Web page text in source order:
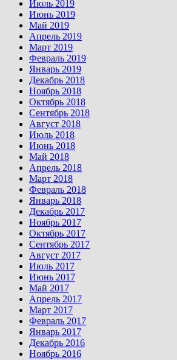
Июль 2019
Июнь 2019
Май 2019
Апрель 2019
Март 2019
Февраль 2019
Январь 2019
Декабрь 2018
Ноябрь 2018
Октябрь 2018
Сентябрь 2018
Август 2018
Июль 2018
Июнь 2018
Май 2018
Апрель 2018
Март 2018
Февраль 2018
Январь 2018
Декабрь 2017
Ноябрь 2017
Октябрь 2017
Сентябрь 2017
Август 2017
Июль 2017
Июнь 2017
Май 2017
Апрель 2017
Март 2017
Февраль 2017
Январь 2017
Декабрь 2016
Ноябрь 2016